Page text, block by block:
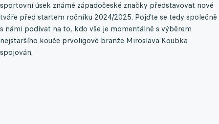
sportovní úsek známé západočeské značky představovat nové
tváře před startem ročníku 2024/2025. Pojďte se tedy společně
s námi podívat na to, kdo vše je momentálně s výběrem
nejstaršího kouče prvoligové branže Miroslava Koubka
spojován.